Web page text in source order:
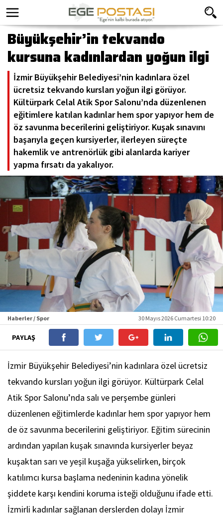
Büyükşehir’in tekvando
kursuna kadınlardan yoğun ilgi
İzmir Büyükşehir Belediyesi’nin kadınlara özel
ücretsiz tekvando kursları yoğun ilgi görüyor.
Kültürpark Celal Atik Spor Salonu’nda düzenlenen
eğitimlere katılan kadınlar hem spor yapıyor hem de
öz savunma becerilerini geliştiriyor. Kuşak sınavını
başarıyla geçen kursiyerler, ilerleyen süreçte
hakemlik ve antrenörlük gibi alanlarda kariyer
yapma fırsatı da yakalıyor.
Haberler / Spor 30 Mayıs 2026 Cumartesi 10:20
PAYLAŞ
İzmir Büyükşehir Belediyesi’nin kadınlara özel ücretsiz
tekvando kursları yoğun ilgi görüyor. Kültürpark Celal
Atik Spor Salonu’nda salı ve perşembe günleri
düzenlenen eğitimlerde kadınlar hem spor yapıyor hem
de öz savunma becerilerini geliştiriyor. Eğitim sürecinin
ardından yapılan kuşak sınavında kursiyerler beyaz
kuşaktan sarı ve yeşil kuşağa yükselirken, birçok
katılımcı kursa başlama nedeninin kadına yönelik
şiddete karşı kendini koruma isteği olduğunu ifade etti.
İzmirli kadınlar sağlanan derslerden dolayı İzmir